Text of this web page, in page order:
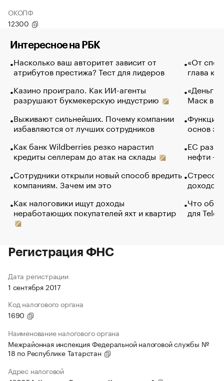
ОКОПФ
12300
Интересное на РБК
Насколько ваш авторитет зависит от
атрибутов престижа? Тест для лидеров
Казино проиграло. Как ИИ-агенты
разрушают букмекерскую индустрию
Выживают сильнейших. Почему компании
избавляются от лучших сотрудников
Как банк Wildberries резко нарастил
кредиты селлерам до атак на склады
Сотрудники открыли новый способ вредить
компаниям. Зачем им это
Как налоговики ищут доходы
неработающих покупателей яхт и квартир
«От
глава
«Деньги
Маск в
Функции
основ
ЕС
нефти —
Стресс
доходов
Что
для
Регистрация ФНС
Дата регистрации
1 сентября 2017
Код налогового органа
1690
Наименование налогового органа
Межрайонная инспекция Федеральной налоговой службы №
18 по Республике Татарстан
Адрес налоговой